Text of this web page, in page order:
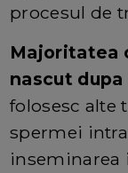
procesul de
Majoritatea
nascut
folosesc alte
spermei
inseminarea